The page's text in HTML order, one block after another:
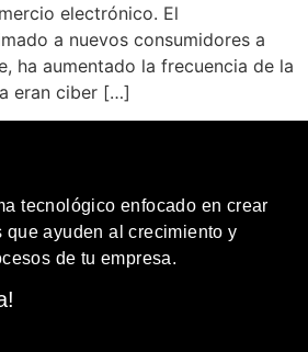
electrónico. El
a nuevos consumidores a
ha aumentado la frecuencia de la
eran ciber […]
tecnológico enfocado en crear
ayuden al crecimiento y
de tu empresa.